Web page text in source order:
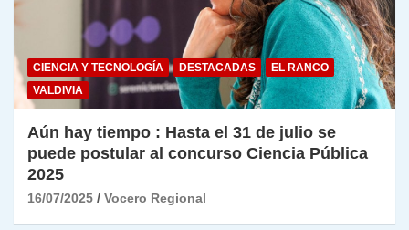
CIENCIA Y TECNOLOGÍA DESTACADAS
EL RANCO
VALDIVIA
Aún hay tiempo : Hasta el 31 de julio se
puede postular al concurso Ciencia Pública
2025
16/07/2025 Vocero Regional